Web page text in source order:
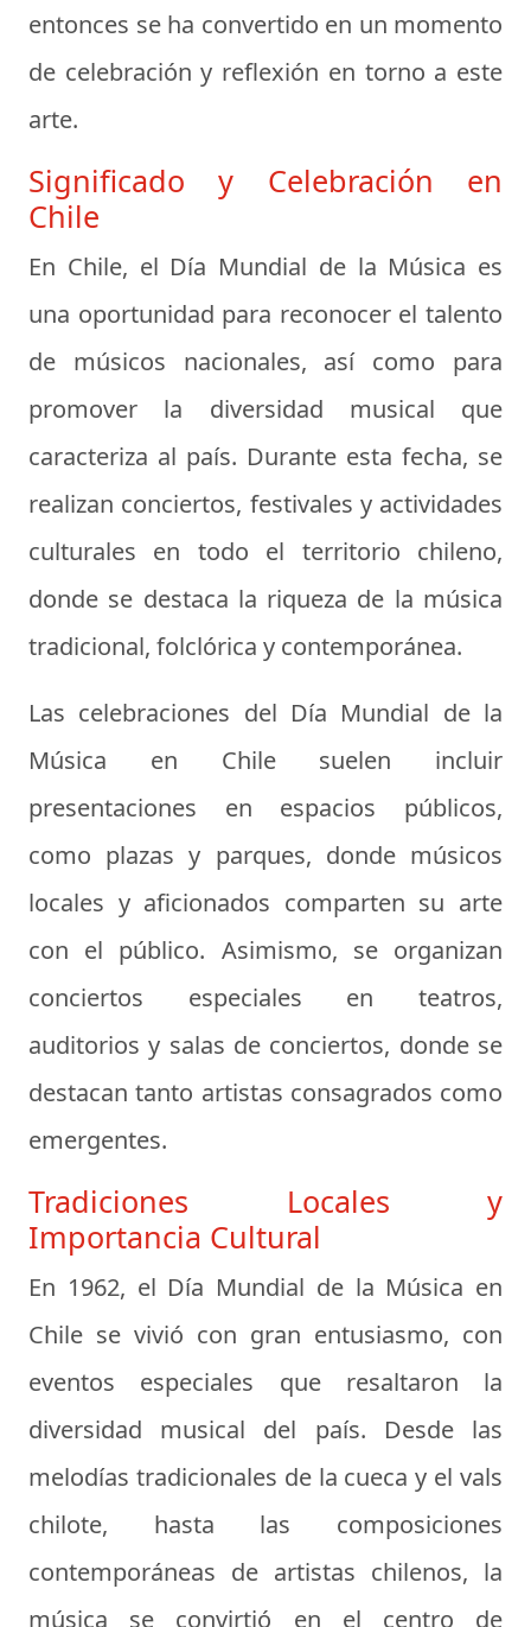
entonces se ha convertido en un momento
de celebración y reflexión en torno a este
arte.
Significado y Celebración en
Chile
En Chile, el Día Mundial de la Música es
una oportunidad para reconocer el talento
de músicos nacionales, así como para
promover la diversidad musical que
caracteriza al país. Durante esta fecha, se
realizan conciertos, festivales y actividades
culturales en todo el territorio chileno,
donde se destaca la riqueza de la música
tradicional, folclórica y contemporánea.
Las celebraciones del Día Mundial de la
Música en Chile suelen incluir
presentaciones en espacios públicos,
como plazas y parques, donde músicos
locales y aficionados comparten su arte
con el público. Asimismo, se organizan
conciertos especiales en teatros,
auditorios y salas de conciertos, donde se
destacan tanto artistas consagrados como
emergentes.
Tradiciones Locales y
Importancia Cultural
En 1962, el Día Mundial de la Música en
Chile se vivió con gran entusiasmo, con
eventos especiales que resaltaron la
diversidad musical del país. Desde las
melodías tradicionales de la cueca y el vals
chilote, hasta las composiciones
contemporáneas de artistas chilenos, la
música se convirtió en el centro de